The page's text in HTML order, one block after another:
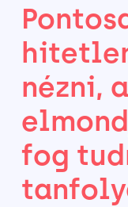
nézni,
fog